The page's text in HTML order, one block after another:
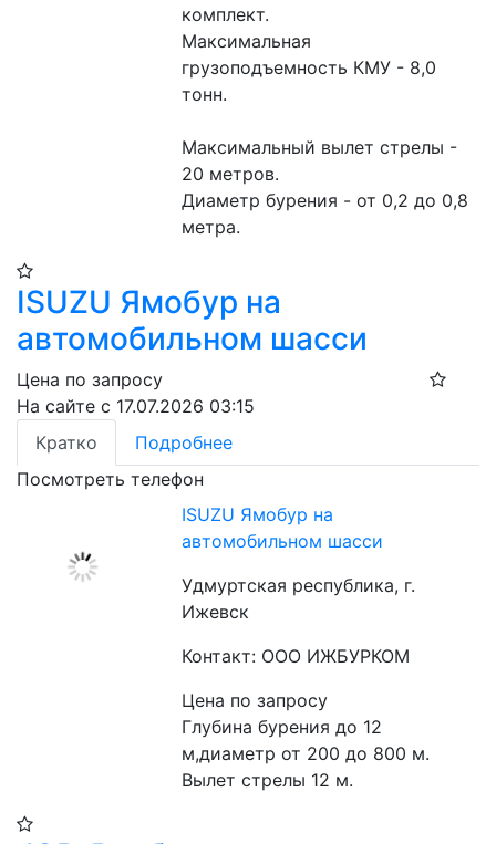
комплект.
Максимальная
грузоподъемность КМУ - 8,0
тонн.
Максимальный вылет стрелы -
20 метров.
Диаметр бурения - от 0,2 до 0,8
метра.
ISUZU Ямобур на
автомобильном шасси
Цена по запросу
На сайте с 17.07.2026 03:15
Кратко
Подробнее
Посмотреть телефон
ISUZU Ямобур на
автомобильном шасси
Удмуртская республика, г.
Ижевск
Контакт: ООО ИЖБУРКОМ
Цена по запросу
Глубина бурения до 12
м,диаметр от 200 до 800 м.
Вылет стрелы 12 м.